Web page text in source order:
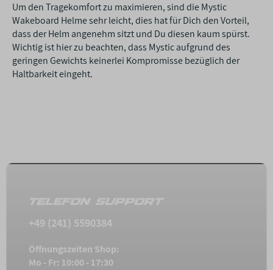
Um den Tragekomfort zu maximieren, sind die Mystic
Wakeboard Helme sehr leicht, dies hat für Dich den Vorteil,
dass der Helm angenehm sitzt und Du diesen kaum spürst.
Wichtig ist hier zu beachten, dass Mystic aufgrund des
geringen Gewichts keinerlei Kompromisse bezüglich der
Haltbarkeit eingeht.
TELEFON SUPPORT
+49 (241) 5590384
Öffnungszeiten Shop:
Mo - Fr: 10:00 - 17:30